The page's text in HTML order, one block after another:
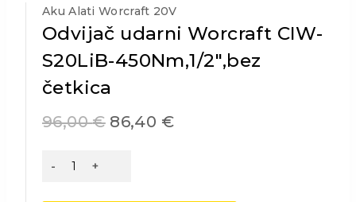
Aku Alati Worcraft 20V
Odvijač udarni Worcraft CIW-
S20LiB-450Nm,1/2″,bez
četkica
96,00€ 86,40 €
Odvijač